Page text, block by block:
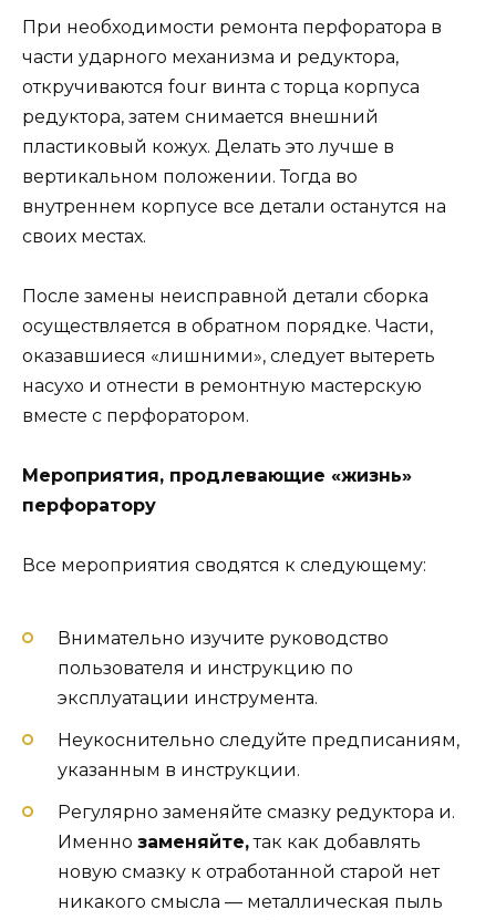
При необходимости ремонта перфоратора в
части ударного механизма и редуктора,
откручиваются four винта с торца корпуса
редуктора, затем снимается внешний
пластиковый кожух. Делать это лучше в
вертикальном положении. Тогда во
внутреннем корпусе все детали останутся на
своих местах.
После замены неисправной детали сборка
осуществляется в обратном порядке. Части,
оказавшиеся «лишними», следует вытереть
насухо и отнести в ремонтную мастерскую
вместе с перфоратором.
Мероприятия, продлевающие «жизнь»
перфоратору
Все мероприятия сводятся к следующему:
Внимательно изучите руководство
пользователя и инструкцию по
эксплуатации инструмента.
Неукоснительно следуйте предписаниям,
указанным в инструкции.
Регулярно заменяйте смазку редуктора и.
Именно заменяйте,так как добавлять
новую смазку к отработанной старой нет
никакого смысла — металлическая пыль